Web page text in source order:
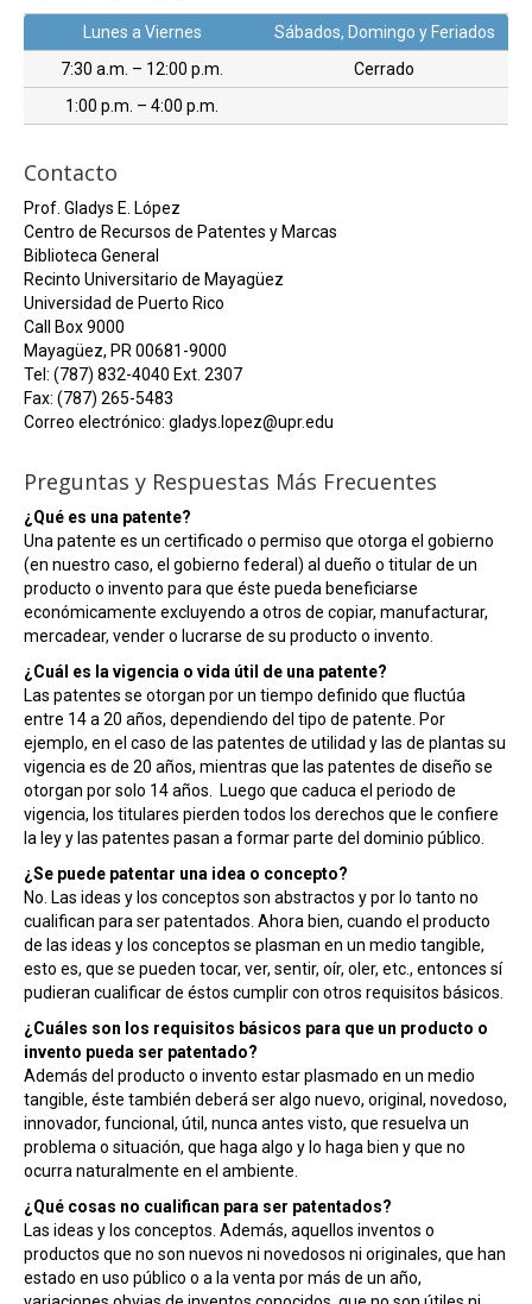
Lunes a Viernes
Sábados, Domingo y Feriados
7:30 a.m. – 12:00 p.m.
Cerrado
1:00 p.m. – 4:00 p.m.
Contacto
Prof. Gladys E. López
Centro de Recursos de Patentes y Marcas
Biblioteca General
Recinto Universitario de Mayagüez
Universidad de Puerto Rico
Call Box 9000
Mayagüez, PR 00681-9000
Tel: (787) 832-4040 Ext. 2307
Fax: (787) 265-5483
Correo electrónico: gladys.lopez@upr.edu
Preguntas y Respuestas Más Frecuentes
¿Qué es una patente?
Una patente es un certificado o permiso que otorga el gobierno
(en nuestro caso, el gobierno federal) al dueño o titular de un
producto o invento para que éste pueda beneficiarse
económicamente excluyendo a otros de copiar, manufacturar,
mercadear, vender o lucrarse de su producto o invento.
¿Cuál es la vigencia o vida útil de una patente?
Las patentes se otorgan por un tiempo definido que fluctúa
entre 14 a 20 años, dependiendo del tipo de patente. Por
ejemplo, en el caso de las patentes de utilidad y las de plantas su
vigencia es de 20 años, mientras que las patentes de diseño se
otorgan por solo 14 años. Luego que caduca el periodo de
vigencia, los titulares pierden todos los derechos que le confiere
la ley y las patentes pasan a formar parte del dominio público.
¿Se puede patentar una idea o concepto?
No. Las ideas y los conceptos son abstractos y por lo tanto no
cualifican para ser patentados. Ahora bien, cuando el producto
de las ideas y los conceptos se plasman en un medio tangible,
esto es, que se pueden tocar, ver, sentir, oír, oler, etc., entonces sí
pudieran cualificar de éstos cumplir con otros requisitos básicos.
¿Cuáles son los requisitos básicos para que un producto o
invento pueda ser patentado?
Además del producto o invento estar plasmado en un medio
tangible, éste también deberá ser algo nuevo, original, novedoso,
innovador, funcional, útil, nunca antes visto, que resuelva un
problema o situación, que haga algo y lo haga bien y que no
ocurra naturalmente en el ambiente.
¿Qué cosas no cualifican para ser patentados?
Las ideas y los conceptos. Además, aquellos inventos o
productos que no son nuevos ni novedosos ni originales, que han
estado en uso público o a la venta por más de un año,